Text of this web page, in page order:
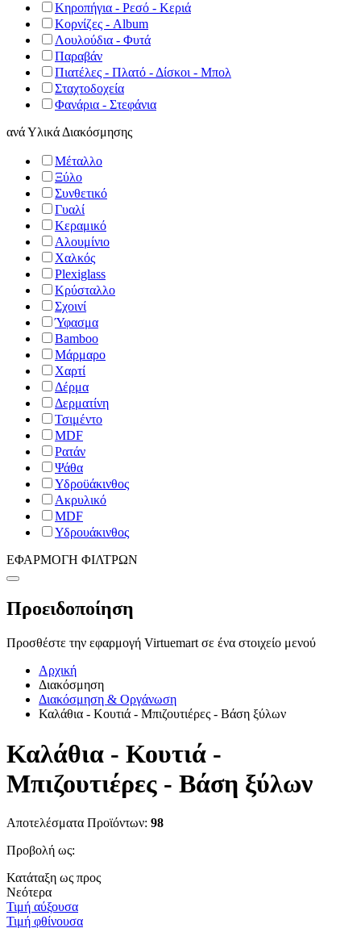
Κηροπήγια - Ρεσό - Κεριά
Κορνίζες - Album
Λουλούδια - Φυτά
Παραβάν
Πιατέλες - Πλατό - Δίσκοι - Μπολ
Σταχτοδοχεία
Φανάρια - Στεφάνια
ανάΥλικά Διακόσμησης
Μέταλλο
Ξύλο
Συνθετικό
Γυαλί
Κεραμικό
Αλουμίνιο
Χαλκός
Plexiglass
Κρύσταλλο
Σχοινί
Ύφασμα
Bamboo
Μάρμαρο
Χαρτί
Δέρμα
Δερματίνη
Τσιμέντο
MDF
Ρατάν
Ψάθα
Υδροϋάκινθος
Ακρυλικό
MDF
Υδρουάκινθος
ΕΦΑΡΜΟΓΗ ΦΙΛΤΡΩΝ
Προειδοποίηση
Προσθέστε την εφαρμογή Virtuemart σε ένα στοιχείο μενού
Αρχική
Διακόσμηση
Διακόσμηση & Οργάνωση
Καλάθια - Κουτιά - Μπιζουτιέρες - Βάση ξύλων
Καλάθια - Κουτιά -
Μπιζουτιέρες - Βάση ξύλων
Αποτελέσματα Προϊόντων: 98
Προβολή ως:
Κατάταξη ως προς
Νεότερα
Τιμή αύξουσα
Τιμή φθίνουσα